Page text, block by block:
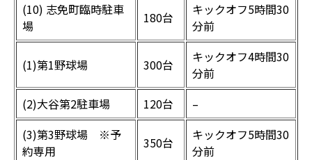
(10) 志免町臨時駐車
場
180台
キックオフ5時間30
分前
(1)第1野球場 300台
キックオフ4時間30
分前
(2)大谷第2駐車場
120台
–
(3)第3野球場 ※予
約専用
350台
キックオフ5時間30
分前